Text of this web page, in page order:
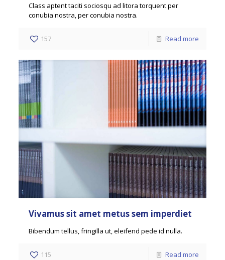
Class aptent taciti sociosqu ad litora torquent per
conubia nostra, per conubia nostra.
157 Read more
Vivamus sit amet metus sem imperdiet
Bibendum tellus, fringilla ut, eleifend pede id nulla.
115 Read more